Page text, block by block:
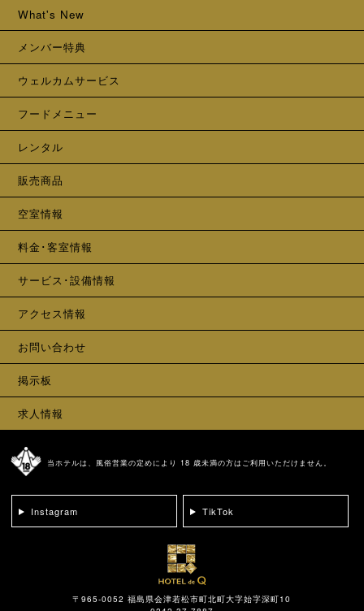
What's New
メンバー特典
ウェルカムサービス
フードメニュー
レンタル
販売商品
空室情報
料金･客室情報
サービス･設備情報
アクセス情報
お問い合わせ
掲示板
求人情報
当ホテルは、風俗営業の定めにより 18 歳未満の方はご利用いただけません。
Instagram TikTok
〒965-0052 福島県会津若松市町北町大字始字深町10